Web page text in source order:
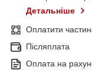
Детальніше
Оплатити
Післяплата
Оплата на